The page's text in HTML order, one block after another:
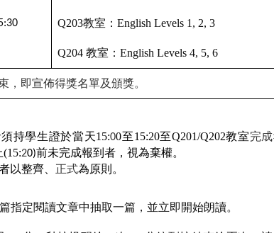
Q203教室：English Levels 1, 2, 3
Q204 教室：English Levels 4, 5, 6
，即宣佈得獎名單及頒獎。
持學生證於當天15:00至15:20至Q201/Q202教室完成
20)前未完成報到者，視為棄權。
以整齊、 正式為原則。
指定閱讀文章中抽取一篇，並立即開始朗讀。